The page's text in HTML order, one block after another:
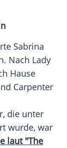
Sabrina
Nach Lady
Hause
Carpenter
die unter
wurde, war
laut "The